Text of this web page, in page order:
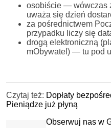
osobiście — wówczas
uważa się dzień
za pośrednictwem
przypadku liczy się
drogą elektroniczną
mObywatel) — tu pod
Czytaj też: Dopłaty
Pieniądze już płyną
Obserwuj nas w